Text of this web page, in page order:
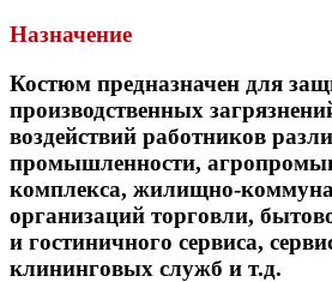
Назначение
Костюм предназначен для
производственных
воздействий работников
промышленности,
комплекса, жилищно-
организаций торговли,
и гостиничного сервиса,
клининговых служб и т.д.